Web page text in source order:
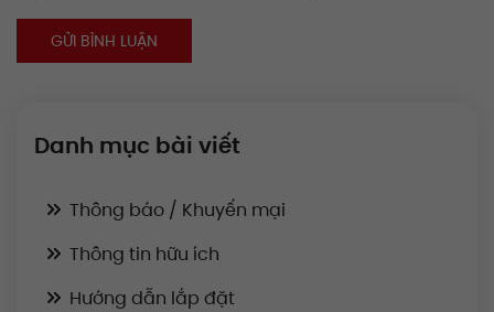
GỬI BÌNH LUẬN
Danh mục bài viết
Thông báo / Khuyến mại
Thông tin hữu ích
Hướng dẫn lắp đặt